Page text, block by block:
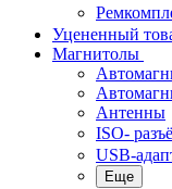
Уцененный
Магнитолы
Антенны
ISO-
USB-
Еще